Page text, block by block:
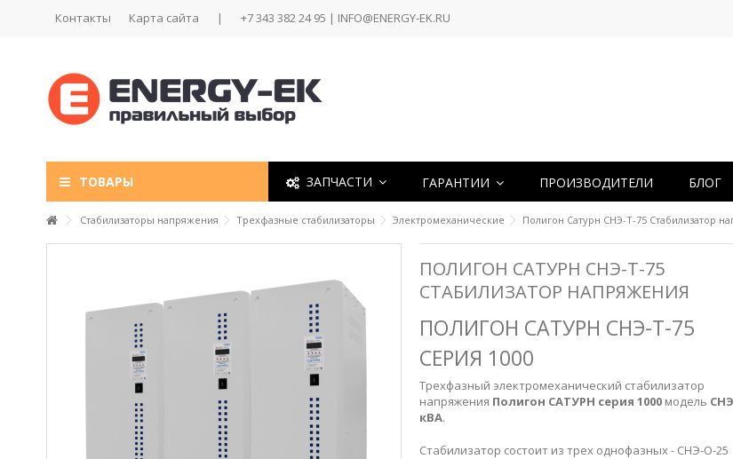
Контакты Карта сайта | +7 343 382 24 95 | INFO@ENERGY-EK.RU
ТОВАРЫ ЗАПЧАСТИ ГАРАНТИИ ПРОИЗВОДИТЕЛИ БЛОГ
Стабилизаторы напряжения Трехфазные стабилизаторы Электромеханические Полигон Сатурн СНЭ-Т-75 Стабилизатор
ПОЛИГОН САТУРН СНЭ-Т-75
СТАБИЛИЗАТОР НАПРЯЖЕНИЯ
ПОЛИГОН САТУРН СНЭ-Т-75
СЕРИЯ 1000
Трехфазный электромеханический стабилизатор
напряжения Полигон САТУРН серия 1000модель
кВА.
Стабилизатор состоит из трех однофазных - СНЭ-О-25